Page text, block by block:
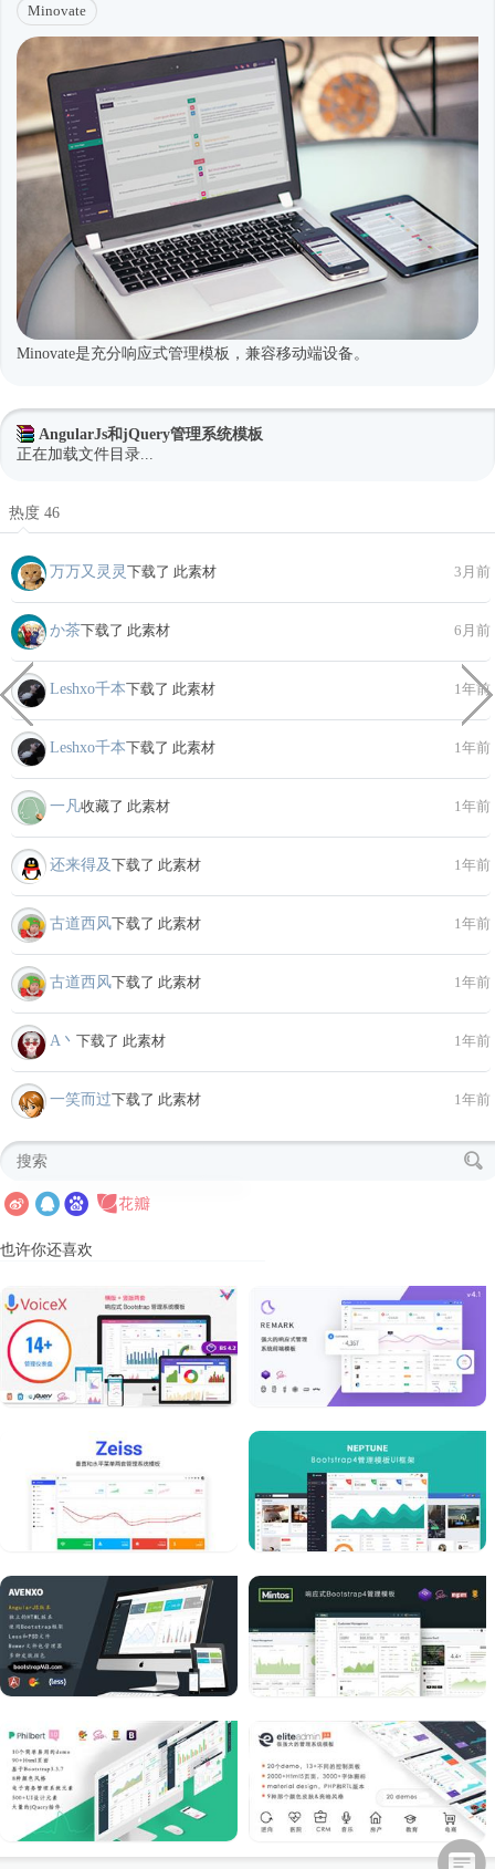
Minovate
Minovate是充分响应式管理模板，兼容移动端设备。
AngularJs和jQuery管理系统模板
正在加载文件目录...
热度 46
万万又灵灵 下载了 此素材 3月前
か茶下载了 此素材 6月前
Leshxo千本下载了 此素材 1年前
Leshxo千本下载了 此素材 1年前
一凡收藏了 此素材 1年前
还来得及下载了 此素材 1年前
古道西风下载了 此素材 1年前
古道西风下载了 此素材 1年前
A丶 下载了 此素材 1年前
一笑而过下载了 此素材 1年前
也许你还喜欢